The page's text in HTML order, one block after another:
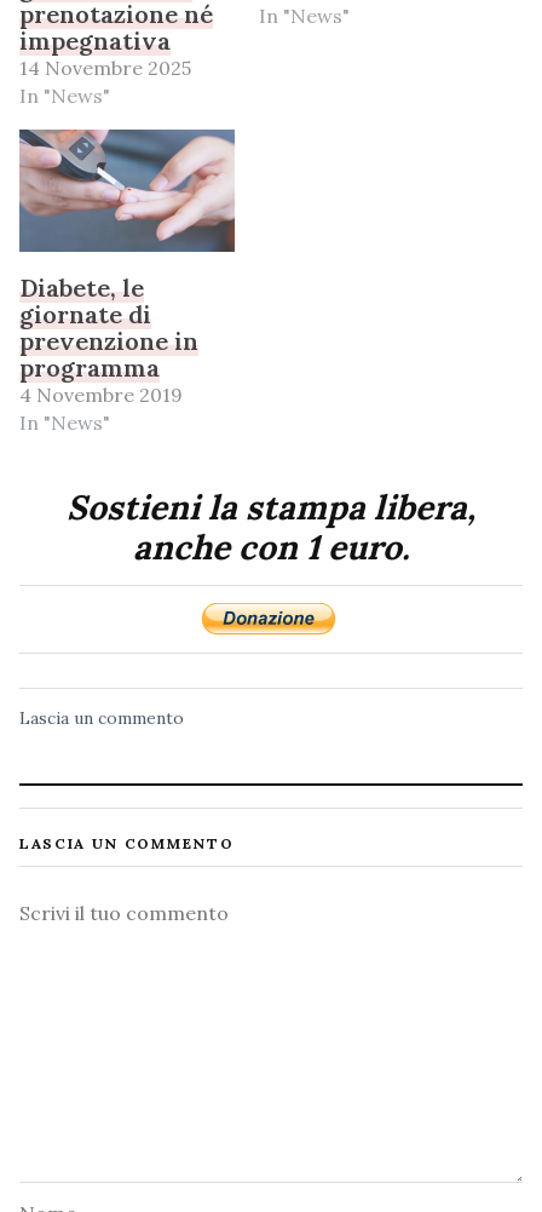
prenotazione né
impegnativa
14 Novembre 2025
In "News"
In "News"
Diabete, le
giornate di
prevenzione in
programma
4 Novembre 2019
In "News"
Sostieni la stampa libera,
anche con 1 euro.
Lascia un commento
LASCIA UN COMMENTO
Commento